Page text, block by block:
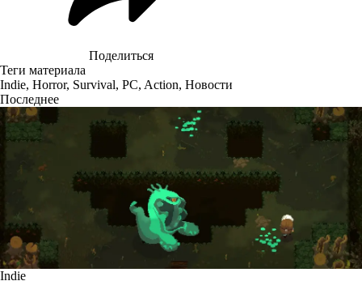
Поделиться
Теги материала
Indie, Horror, Survival, PC, Action, Новости
Последнее
Indie